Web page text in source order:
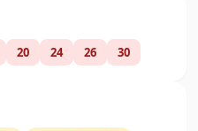
20 24 26 30